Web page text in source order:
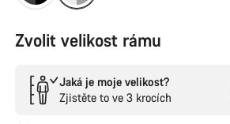
Zvolit velikost rámu
Jaká je moje velikost?
Zjistěte to ve 3 krocích